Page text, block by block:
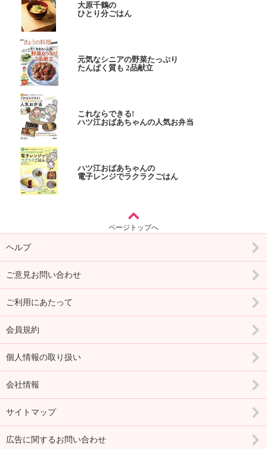
大原千鶴の
ひとり分ごはん
元気なシニアの野菜たっぷり
たんぱく質も 2品献立
これならできる!
ハツ江おばあちゃんの人気お弁当
ハツ江おばあちゃんの
電子レンジでラクラクごはん
ページトップへ
ヘルプ
ご意見お問い合わせ
ご利用にあたって
会員規約
個人情報の取り扱い
会社情報
サイトマップ
広告に関するお問い合わせ